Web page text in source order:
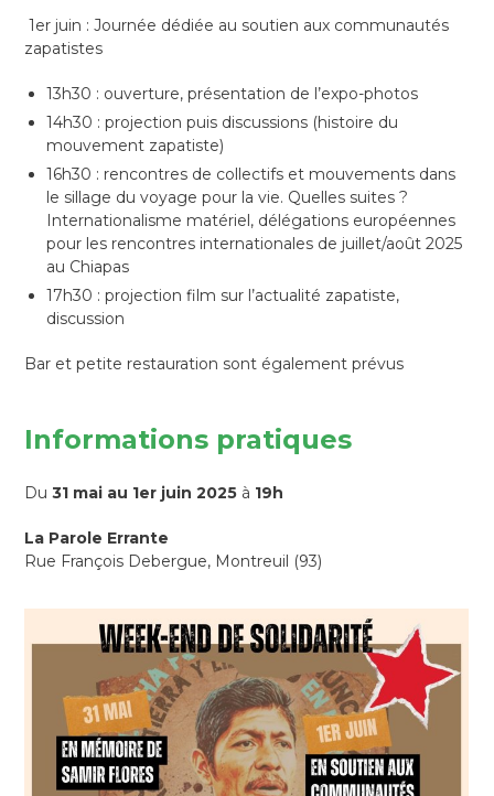
1er juin : Journée dédiée au soutien aux communautés
zapatistes
13h30 : ouverture, présentation de l’expo-photos
14h30 : projection puis discussions (histoire du
mouvement zapatiste)
16h30 : rencontres de collectifs et mouvements dans
le sillage du voyage pour la vie. Quelles suites ?
Internationalisme matériel, délégations européennes
pour les rencontres internationales de juillet/août 2025
au Chiapas
17h30 : projection film sur l’actualité zapatiste,
discussion
Bar et petite restauration sont également prévus
Informations pratiques
Du31 mai au 1er juin 2025 à 19h
La Parole Errante
Rue François Debergue, Montreuil (93)